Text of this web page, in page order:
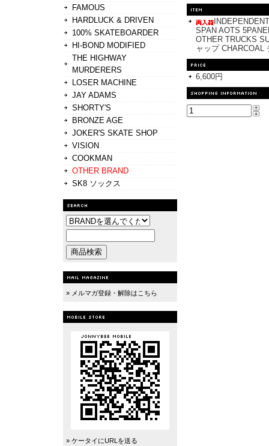
FAMOUS
HARDLUCK & DRIVEN
100% SKATEBOARDER
HI-BOND MODIFIED
THE HIGHWAY
MURDERERS
LOSER MACHINE
JAY ADAMS
SHORTY'S
BRONZE AGE
JOKER'S SKATE SHOP
VISION
COOKMAN
OTHER BRAND
SK8 ソックス
» メルマガ登録・解除はこちら
» ケータイにURLを送る
SPAN AOTS
OTHER TRUCKS
ャップ CHARCOAL
6,600円